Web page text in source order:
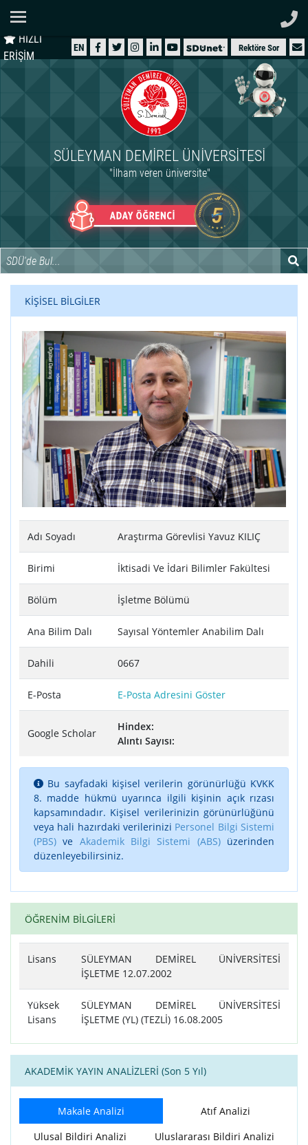
HIZLI
ERİŞİM
EN Rektöre Sor
SÜLEYMAN DEMIREL ÜNIVERSITESI
"İlham veren üniversite"
ÜNİVERSİTEMİZ
İDARİ
ARAŞTIRMA
INTERNATIONAL
KİŞİSEL BİLGİLER
Adı Soyadı Araştırma Görevlisi Yavuz KILIÇ
Birimi İktisadi Ve İdari Bilimler Fakültesi
Bölüm İşletme Bölümü
Ana Bilim Dalı Sayısal Yöntemler Anabilim Dalı
Dahili 0667
E-Posta E-Posta Adresini Göster
Google Scholar
Hindex:
Alıntı Sayısı:
Bu sayfadaki kişisel verilerin görünürlüğü KVKK
8. madde hükmü uyarınca ilgili kişinin açık rızası
kapsamındadır. Kişisel verilerinizin görünürlüğünü
veya hali hazırdaki verilerinizi Personel Bilgi Sistemi
(PBS) ve Akademik Bilgi Sistemi (ABS)üzerinden
düzenleyebilirsiniz.
ÖĞRENİM BİLGİLERİ
Lisans
SÜLEYMAN DEMİREL ÜNİVERSİTESİ
İŞLETME 12.07.2002
Yüksek
Lisans
SÜLEYMAN DEMİREL ÜNİVERSİTESİ
İŞLETME (YL) (TEZLİ) 16.08.2005
AKADEMİK YAYIN ANALİZLERİ (Son 5 Yıl)
Makale Analizi
Atıf Analizi
Ulusal Bildiri Analizi
Uluslararası Bildiri Analizi